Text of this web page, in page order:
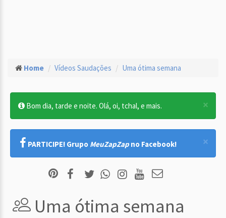
Home Vídeos Saudações Uma ótima semana
×
Bom dia, tarde e noite. Olá, oi, tchal, e mais.
×
PARTICIPE! Grupo MeuZapZap no Facebook!
Uma ótima semana